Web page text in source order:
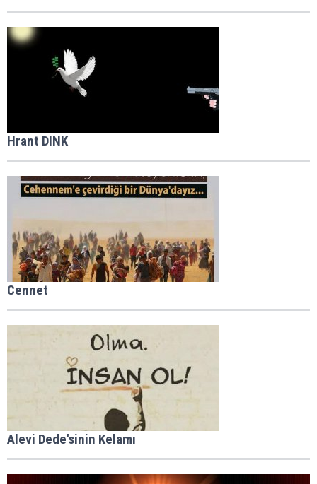
Hrant DINK
Cennet
Alevi Dede'sinin Kelamı